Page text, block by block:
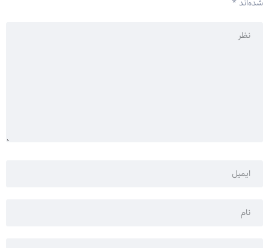
شده‌اند *